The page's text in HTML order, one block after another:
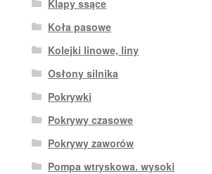
Klapy ssące
Koła pasowe
Kolejki linowe, liny
Osłony silnika
Pokrywki
Pokrywy czasowe
Pokrywy zaworów
Pompa wtryskowa. wysoki